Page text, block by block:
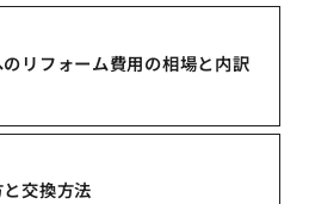
リフォーム費用の相場と内訳
交換方法